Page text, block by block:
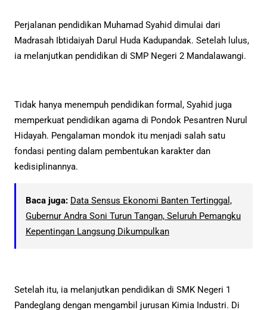
Perjalanan pendidikan Muhamad Syahid dimulai dari
Madrasah Ibtidaiyah Darul Huda Kadupandak. Setelah lulus,
ia melanjutkan pendidikan di SMP Negeri 2 Mandalawangi.
Tidak hanya menempuh pendidikan formal, Syahid juga
memperkuat pendidikan agama di Pondok Pesantren Nurul
Hidayah. Pengalaman mondok itu menjadi salah satu
fondasi penting dalam pembentukan karakter dan
kedisiplinannya.
Baca juga: Data Sensus Ekonomi Banten Tertinggal,
Gubernur Andra Soni Turun Tangan, Seluruh Pemangku
Kepentingan Langsung Dikumpulkan
Setelah itu, ia melanjutkan pendidikan di SMK Negeri 1
Pandeglang dengan mengambil jurusan Kimia Industri. Di